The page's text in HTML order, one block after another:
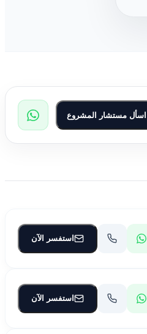
اسأل مستشار المشروع
استفسر الآن
استفسر الآن